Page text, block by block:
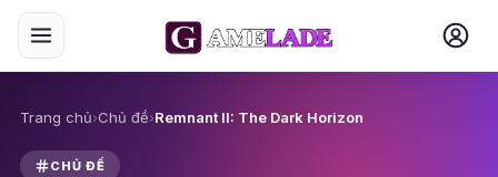
Trang chủ›Chủ đề›Remnant II: The Dark Horizon
CHỦ ĐỀ